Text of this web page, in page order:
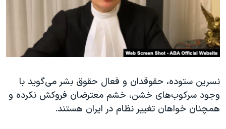
فرهنگ و زندگی
حقوق شهروندی
اقتصادی
اسرائیل در جنگ
گالری عکس
مستندها
انتخابات ریاست جمهوری آمریکا ۲۰۲۴
حمله جمهوری اسلامی به اسرائیل
ورزش زنان در ایران
اعتراضات زن، زندگی، آزادی
دنبال کنید
زبانهای مختلف
نسرین ستوده، حقوقدان و فعال حقوق بشر می‌گوید با
وجود سرکوب‌های خشن، خشم معترضان فروکش نکرده و
همچنان خواهان تغییر نظام در ایران هستند.